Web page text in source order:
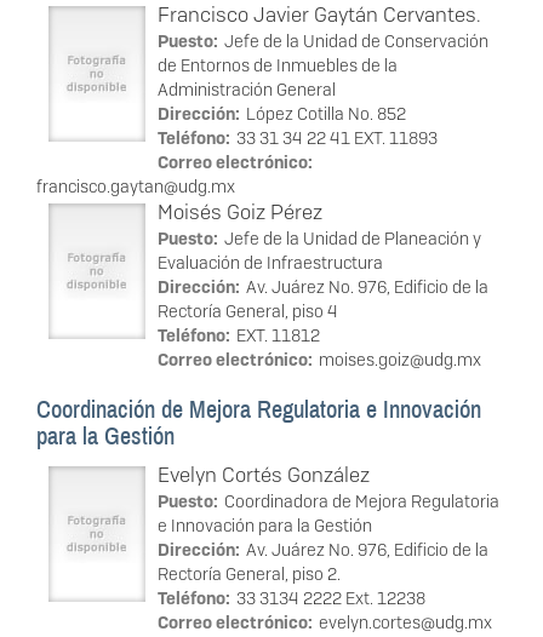
Francisco Javier Gaytán Cervantes.
Puesto: Jefe de la Unidad de Conservación
de Entornos de Inmuebles de la
Administración General
Dirección: López Cotilla No. 852
Teléfono: 33 31 34 22 41 EXT. 11893
Correo electrónico:
francisco.gaytan@udg.mx
Moisés Goiz Pérez
Puesto: Jefe de la Unidad de Planeación y
Evaluación de Infraestructura
Dirección: Av. Juárez No. 976, Edificio de la
Rectoría General, piso 4
Teléfono: EXT. 11812
Correo electrónico: moises.goiz@udg.mx
Coordinación de Mejora Regulatoria e Innovación
para la Gestión
Evelyn Cortés González
Puesto: Coordinadora de Mejora Regulatoria
e Innovación para la Gestión
Dirección: Av. Juárez No. 976, Edificio de la
Rectoría General, piso 2.
Teléfono: 33 3134 2222 Ext. 12238
Correo electrónico: evelyn.cortes@udg.mx